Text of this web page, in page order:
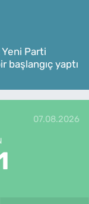
Parti
başlangıç yaptı
07.08.2026